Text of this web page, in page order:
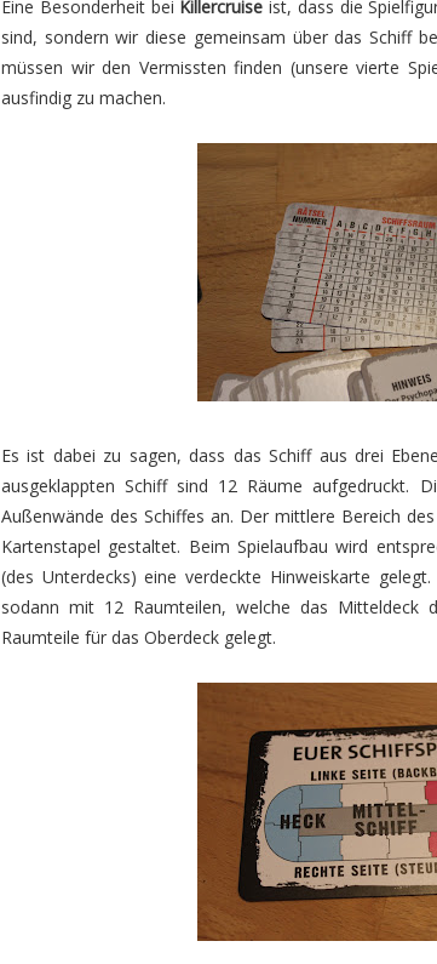
Eine Besonderheit bei Killercruise ist, dass die
sind, sondern wir diese gemeinsam über das Schiff
müssen wir den Vermissten finden (unsere vierte
ausfindig zu machen.
Es ist dabei zu sagen, dass das Schiff aus drei
ausgeklappten Schiff sind 12 Räume aufgedruckt.
Außenwände des Schiffes an. Der mittlere Bereich
Kartenstapel gestaltet. Beim Spielaufbau wird
(des Unterdecks) eine verdeckte Hinweiskarte
sodann mit 12 Raumteilen, welche das Mitteldeck
Raumteile für das Oberdeck gelegt.